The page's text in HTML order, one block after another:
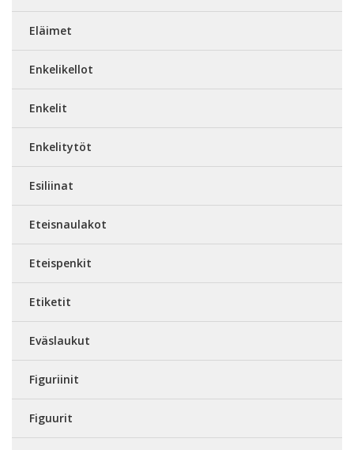
Eläimet
Enkelikellot
Enkelit
Enkelitytöt
Esiliinat
Eteisnaulakot
Eteispenkit
Etiketit
Eväslaukut
Figuriinit
Figuurit